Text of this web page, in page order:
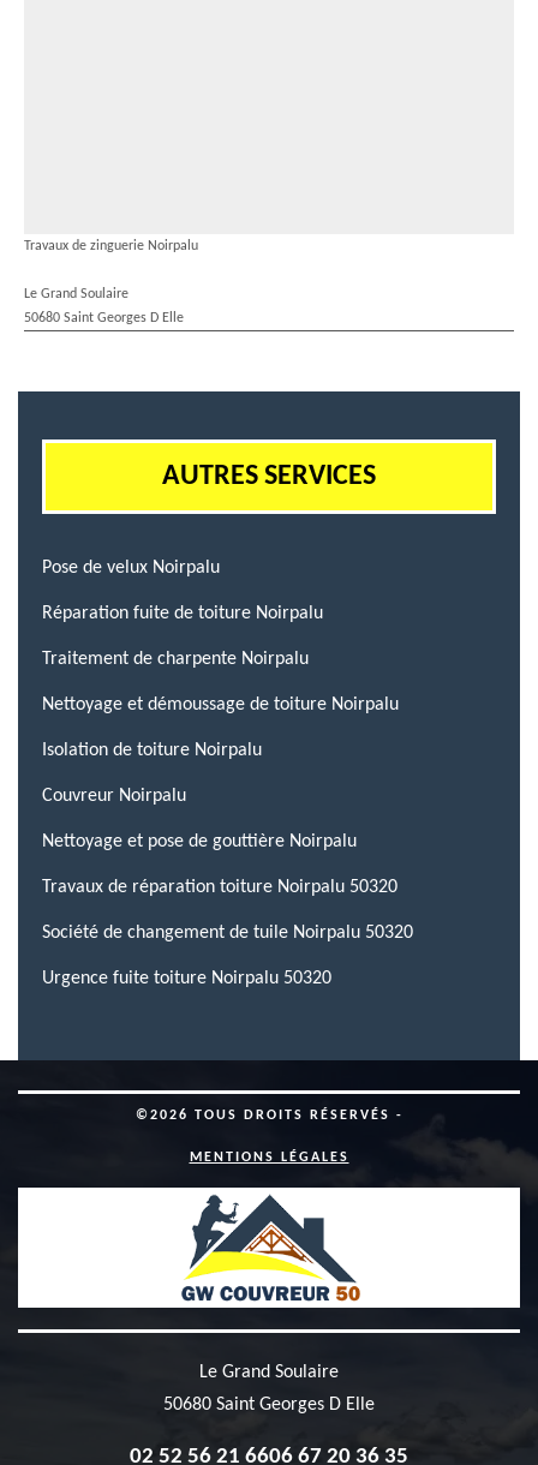
Travaux de zinguerie Noirpalu
Le Grand Soulaire
50680 Saint Georges D Elle
AUTRES SERVICES
Pose de velux Noirpalu
Réparation fuite de toiture Noirpalu
Traitement de charpente Noirpalu
Nettoyage et démoussage de toiture Noirpalu
Isolation de toiture Noirpalu
Couvreur Noirpalu
Nettoyage et pose de gouttière Noirpalu
Travaux de réparation toiture Noirpalu 50320
Société de changement de tuile Noirpalu 50320
Urgence fuite toiture Noirpalu 50320
©2026 TOUS DROITS RÉSERVÉS -
MENTIONS LÉGALES
Le Grand Soulaire
50680 Saint Georges D Elle
02 52 56 21 6606 67 20 36 35